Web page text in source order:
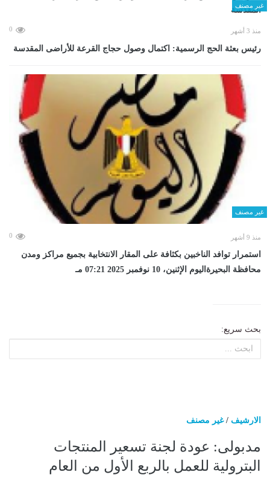
غير مصنف
منذ 3 أشهر 0
رئيس بعثة الحج الرسمية: اكتمال وصول حجاج القرعة للأراضى المقدسة
غير مصنف
منذ 9 أشهر 0
استمرار توافد الناخبين بكثافة على المقار الانتخابية بجميع مراكز ومدن
محافظة البحيرةاليوم الإثنين، 10 نوفمبر 2025 07:21 مـ
بحث سريع:
الارشيف /غير مصنف
مدبولى: عودة لجنة تسعير المنتجات
البترولية للعمل بالربع الأول من العام